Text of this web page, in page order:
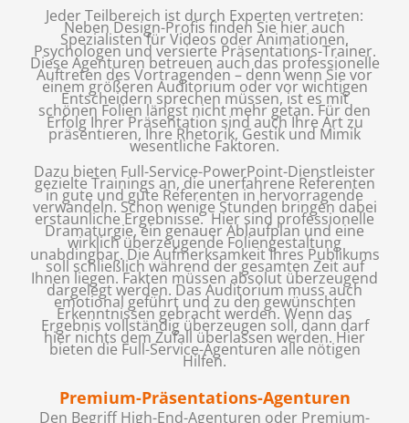
Jeder Teilbereich ist durch Experten vertreten:
Neben Design-Profis finden Sie hier auch
Spezialisten für Videos oder Animationen,
Psychologen und versierte Präsentations-Trainer.
Diese Agenturen betreuen auch das professionelle
Auftreten des Vortragenden – denn wenn Sie vor
einem größeren Auditorium oder vor wichtigen
Entscheidern sprechen müssen, ist es mit
schönen Folien längst nicht mehr getan. Für den
Erfolg Ihrer Präsentation sind auch Ihre Art zu
präsentieren, Ihre Rhetorik, Gestik und Mimik
wesentliche Faktoren.
Dazu bieten Full-Service-PowerPoint-Dienstleister
gezielte Trainings an, die unerfahrene Referenten
in gute und gute Referenten in hervorragende
verwandeln. Schon wenige Stunden bringen dabei
erstaunliche Ergebnisse. Hier sind professionelle
Dramaturgie, ein genauer Ablaufplan und eine
wirklich überzeugende Foliengestaltung
unabdingbar. Die Aufmerksamkeit Ihres Publikums
soll schließlich während der gesamten Zeit auf
Ihnen liegen. Fakten müssen absolut überzeugend
dargelegt werden. Das Auditorium muss auch
emotional geführt und zu den gewünschten
Erkenntnissen gebracht werden. Wenn das
Ergebnis vollständig überzeugen soll, dann darf
hier nichts dem Zufall überlassen werden. Hier
bieten die Full-Service-Agenturen alle nötigen
Hilfen.
Premium-Präsentations-Agenturen
Den Begriff High-End-Agenturen oder Premium-